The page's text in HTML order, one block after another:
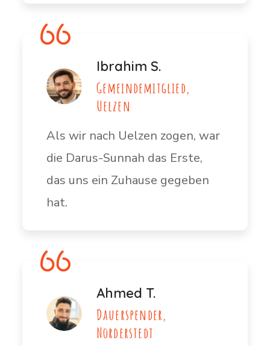
Ibrahim S.
Gemeindemitglied,
Uelzen
Als wir nach Uelzen zogen, war
die Darus-Sunnah das Erste,
das uns ein Zuhause gegeben
hat.
Ahmed T.
Dauerspender,
Norderstedt